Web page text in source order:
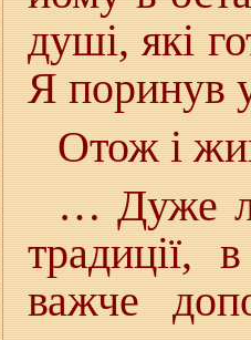
душі, які
Я поринув
Отож і
… Дуже
традиції,
важче